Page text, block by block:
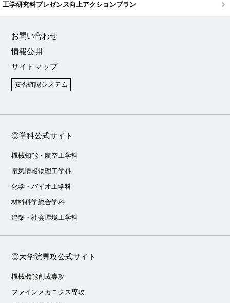
工学研究科プレゼンス向上アクションプラン
お問い合わせ
情報公開
サイトマップ
安否確認システム
◎学科公式サイト
機械知能・航空工学科
電気情報物理工学科
化学・バイオ工学科
材料科学総合学科
建築・社会環境工学科
◎大学院専攻公式サイト
機械機能創成専攻
ファインメカニクス専攻